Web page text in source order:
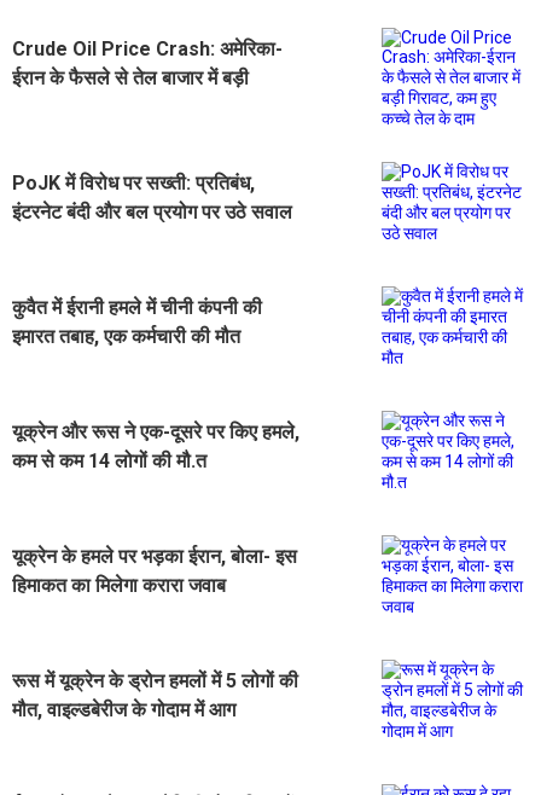
Crude Oil Price Crash: अमेरिका-
ईरान के फैसले से तेल बाजार में बड़ी
PoJK में विरोध पर सख्ती: प्रतिबंध,
इंटरनेट बंदी और बल प्रयोग पर उठे सवाल
कुवैत में ईरानी हमले में चीनी कंपनी की
इमारत तबाह, एक कर्मचारी की मौत
यूक्रेन और रूस ने एक-दूसरे पर किए हमले,
कम से कम 14 लोगों की मौ.त
यूक्रेन के हमले पर भड़का ईरान, बोला- इस
हिमाकत का मिलेगा करारा जवाब
रूस में यूक्रेन के ड्रोन हमलों में 5 लोगों की
मौत, वाइल्डबेरीज के गोदाम में आग